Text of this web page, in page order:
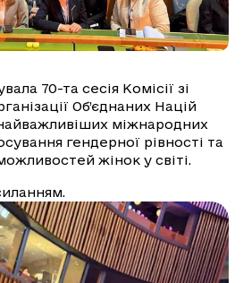
70-та сесія Комісії зі
Об’єднаних Націй
міжнародних
гендерної рівності та
жінок у світі.